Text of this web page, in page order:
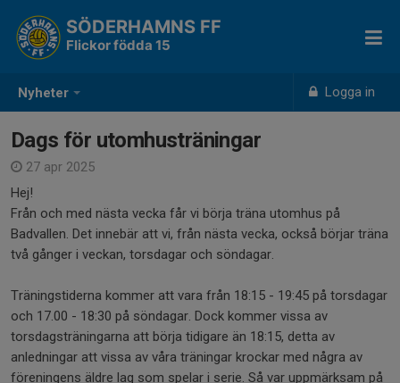
Nyheter Logga in
SÖDERHAMNS FF
Flickor födda 15
Dags för utomhusträningar
27 apr 2025
Hej!
Från och med nästa vecka får vi börja träna utomhus på
Badvallen. Det innebär att vi, från nästa vecka, också börjar träna
två gånger i veckan, torsdagar och söndagar.
Träningstiderna kommer att vara från 18:15 - 19:45 på torsdagar
och 17.00 - 18:30 på söndagar. Dock kommer vissa av
torsdagsträningarna att börja tidigare än 18:15, detta av
anledningar att vissa av våra träningar krockar med några av
föreningens äldre lag som spelar i serie. Så var uppmärksam på